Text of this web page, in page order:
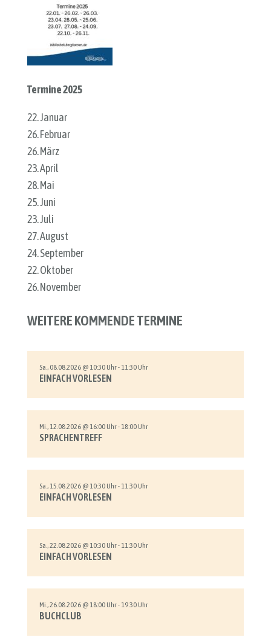
Termine 2025
22. Januar
26. Februar
26. März
23. April
28. Mai
25. Juni
23. Juli
27. August
24. September
22. Oktober
26. November
WEITERE KOMMENDE TERMINE
Sa., 08.08.2026 @ 10:30 Uhr - 11:30 Uhr
EINFACH VORLESEN
Mi., 12.08.2026 @ 16:00 Uhr - 18:00 Uhr
SPRACHENTREFF
Sa., 15.08.2026 @ 10:30 Uhr - 11:30 Uhr
EINFACH VORLESEN
Sa., 22.08.2026 @ 10:30 Uhr - 11:30 Uhr
EINFACH VORLESEN
Mi., 26.08.2026 @ 18:00 Uhr - 19:30 Uhr
BUCHCLUB